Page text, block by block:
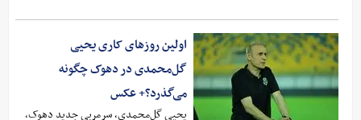
اولین روزهای کاری یحیی
گل‌محمدی در دهوک چگونه
می‌گذرد؟+ عکس
یحیی گل‌محمدی، سرمربی جدید دهوک،